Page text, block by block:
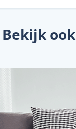
Bekijk ook